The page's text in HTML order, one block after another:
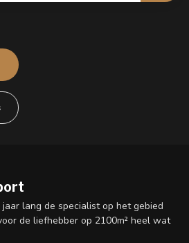
lang de specialist op het gebied
de liefhebber op 2100m² heel wat